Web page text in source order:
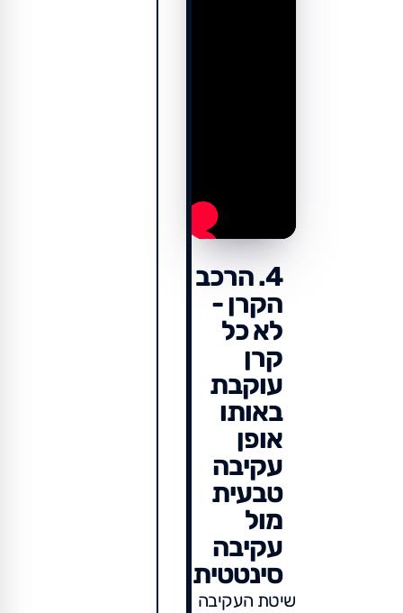
4. הרכב
הקרן -
לא כל
קרן
עוקבת
באותו
אופן
עקיבה
טבעית
מול
עקיבה
סינטטית
שיטת העקיבה